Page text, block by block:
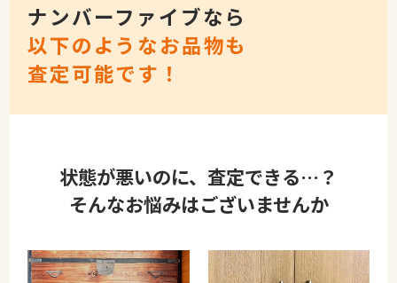
ナンバーファイブなら
以下のようなお品物も
査定可能です！
状態が悪いのに、査定できる…？
そんなお悩みはございませんか